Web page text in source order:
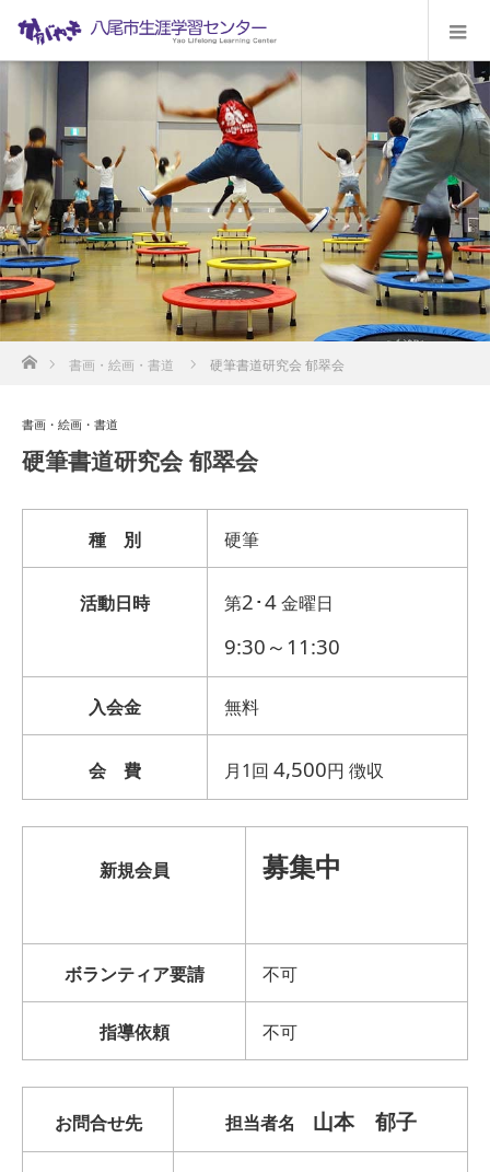
ホーム書画・絵画・書道 硬筆書道研究会 郁翠会
書画・絵画・書道
硬筆書道研究会 郁翠会
種 別 硬筆
活動日時 第2･4金曜日
9:30～11:30
入会金 無料
会 費 月1回 4,500円 徴収
新規会員 募集中
ボランティア要請 不可
指導依頼 不可
お問合せ先 担当者名 山本 郁子